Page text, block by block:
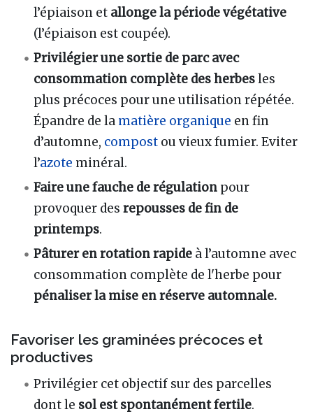
l’épiaison et allonge la période végétative
(l’épiaison est coupée).
Privilégier une sortie de parc avec
consommation complète des herbesles
plus précoces pour une utilisation répétée.
Épandre de la matière organique en fin
d’automne, compost ou vieux fumier. Eviter
l’azote minéral.
Faire une fauche de régulation pour
provoquer desrepousses de fin de
printemps.
Pâturer en rotation rapide à l’automne avec
consommation complète de l'herbe pour
pénaliser la mise en réserve automnale.
Favoriser les graminées précoces et
productives
Privilégier cet objectif sur des parcelles
dont le sol est spontanément fertile.